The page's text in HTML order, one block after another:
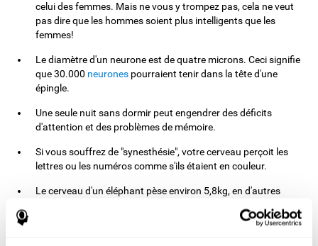
celui des femmes. Mais ne vous y trompez pas, cela ne veut
pas dire que les hommes soient plus intelligents que les
femmes!
Le diamètre d'un neurone est de quatre microns. Ceci signifie
que 30.000 neurones pourraient tenir dans la tête d'une
épingle.
Une seule nuit sans dormir peut engendrer des déficits
d'attention et des problèmes de mémoire.
Si vous souffrez de "synesthésie", votre cerveau perçoit les
lettres ou les numéros comme s'ils étaient en couleur.
Le cerveau d'un éléphant pèse environ 5,8kg, en d'autres
Le cerveau d'Albert Einstein était probablement plus petit que